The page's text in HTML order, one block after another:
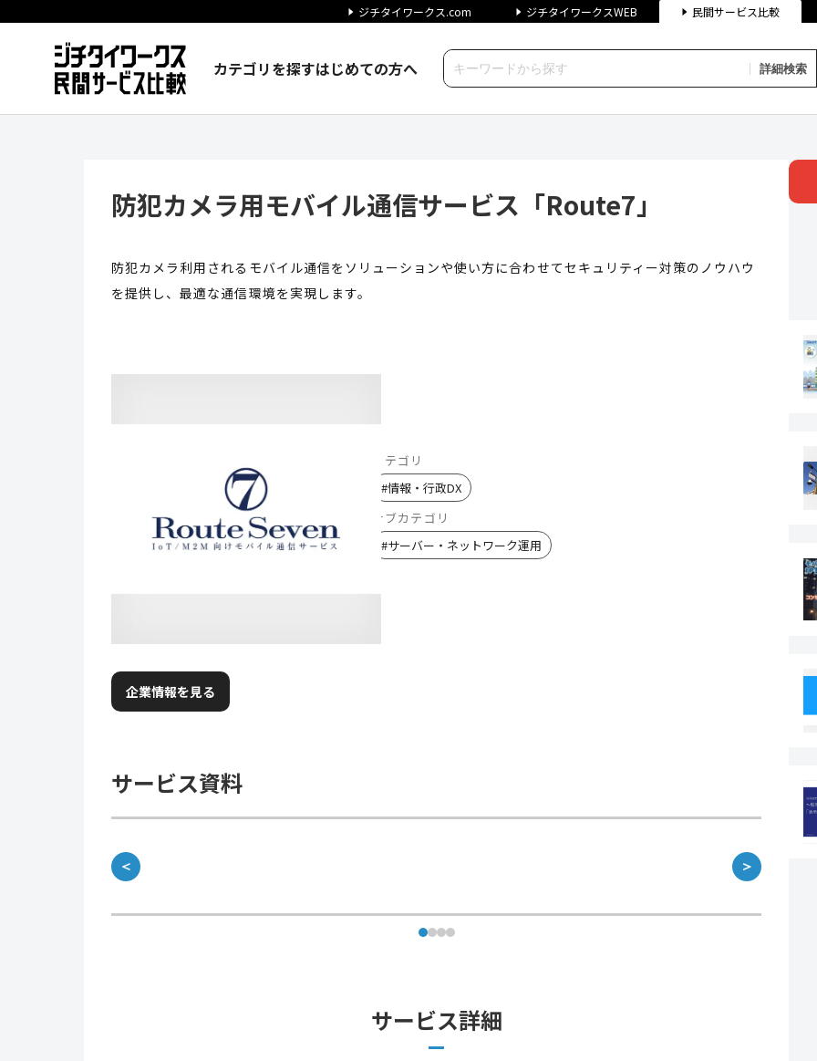
ジチタイワークス.com ジチタイワークスWEB 民間サービス比較
カテゴリを探すはじめての方へ 詳細検索
防犯カメラ用モバイル通信サービス「Route7」
防犯カメラ利用されるモバイル通信をソリューションや使い方に合わせてセキュリティー対策のノウハウ
を提供し、最適な通信環境を実現します。
カテゴリ
#情報・行政DX
サブカテゴリ
#サーバー・ネットワーク運用
企業情報を見る
サービス資料
＜ ＞
サービス詳細